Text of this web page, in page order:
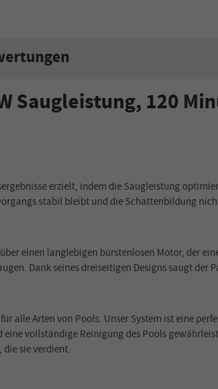
Saugleistung, 120
erzielt, indem die Saugleistung
stabil bleibt und die Schattenbildung
einen langlebigen bürstenlosen Motor, der
Dank seines dreiseitigen Designs saugt der
alle Arten von Pools. Unser System ist eine
vollständige Reinigung des Pools
die sie verdient.